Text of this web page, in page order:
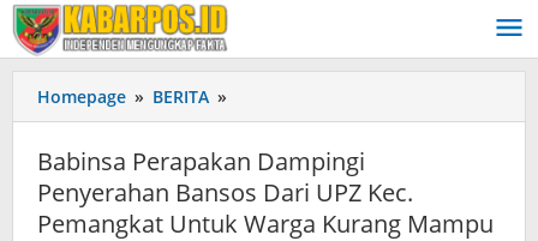
Lewati
ke
konten
Homepage » BERITA »
Perapakan
Penyerahan
Bansos
Dari
Babinsa Perapakan Dampingi
Penyerahan Bansos Dari UPZ Kec.
Pemangkat Untuk Warga Kurang Mampu